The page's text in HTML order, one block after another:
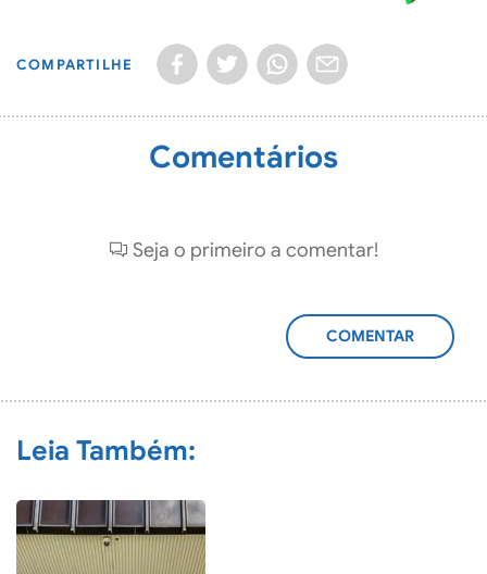
COMPARTILHE
Comentários
Seja o primeiro a comentar!
ADICIONAR
Leia Também: